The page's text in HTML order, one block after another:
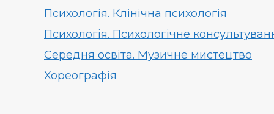
Психологія. Клінічна психологія
Психологія. Психологічне
Середня освіта. Музичне мистецтво
Хореографія